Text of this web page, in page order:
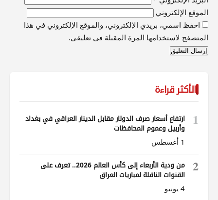
الموقع الإلكتروني
احفظ اسمي، بريدي الإلكتروني، والموقع الإلكتروني في هذا
المتصفح لاستخدامها المرة المقبلة في تعليقي.
الأكثر قراءة
1
ارتفاع أسعار صرف الدولار مقابل الدينار العراقي في بغداد
وأربيل وعموم المحافظات
1 أغسطس
2
من ودية الأربعاء إلى كأس العالم 2026.. تعرف على
القنوات الناقلة لمباريات العراق
4 يونيو